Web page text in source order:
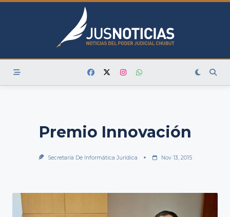
Skip
Premio Innovación
Secretaría De Informática Jurídica Nov 13, 2015